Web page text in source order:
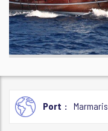
Port Marmaris